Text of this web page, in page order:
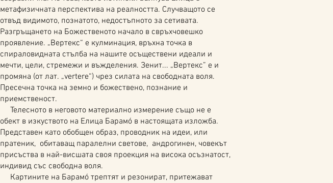
метафизичната перспектива на реалността. Случващото се
отвъд видимото, познатото, недостъпното за сетивата.
Разгръщането на Божественото начало в свръхчовешко
проявление. „Вертекс“ е кулминация, връхна точка в
спираловидната стълба на нашите осъществени идеали и
мечти, цели, стремежи и въжделения. Зенит... „Вертекс” е и
промяна (от лат. „vertere“) чрез силата на свободната воля.
Пресечна точка на земно и божествено, познание и
приемственост.
Телесното в неговото материално измерение също не е
обект в изкуството на Елица Барамó в настоящата изложба.
Представен като обобщен образ, проводник на идеи, или
пратеник, обитаващ паралелни светове, андрогинен, човекът
присъства в най-висшата своя проекция на висока осъзнатост,
индивид със свободна воля.
Картините на Барамó трептят и резонират, притежават